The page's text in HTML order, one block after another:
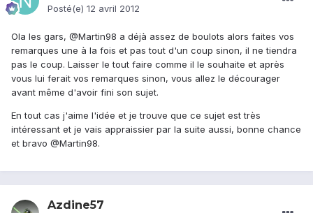
Posté(e) 12 avril 2012
Ola les gars, @Martin98 a déjà assez de boulots alors faites vos
remarques une à la fois et pas tout d'un coup sinon, il ne tiendra
pas le coup. Laisser le tout faire comme il le souhaite et après
vous lui ferait vos remarques sinon, vous allez le décourager
avant même d'avoir fini son sujet.
En tout cas j'aime l'idée et je trouve que ce sujet est très
intéressant et je vais appraissier par la suite aussi, bonne chance
et bravo @Martin98.
Azdine57